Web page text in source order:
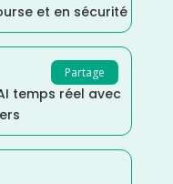
et en sécurité
Partage
temps réel avec